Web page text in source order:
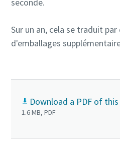
seconde.
Sur un an, cela se traduit
d'emballages
Download a PDF of
1.6 MB, PDF